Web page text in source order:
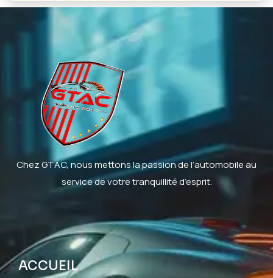
Chez GTAC, nous mettons la passion de l’automobile au
service de votre tranquillité d’esprit.
ACCUEIL